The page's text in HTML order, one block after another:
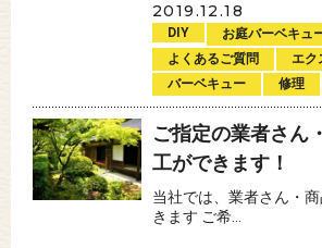
2019.12.18
DIY
お庭バーベキュ
よくあるご質問
エク
バーベキュー
修理
ご指定の業者さん
工ができます！
当社では、業者さん・
きます ご希...